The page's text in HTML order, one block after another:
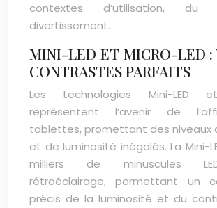
contextes d’utilisation,
divertissement.
MINI-LED ET MICRO-LED :
CONTRASTES PARFAITS
Les technologies Mini-LED et
représentent l’avenir de
tablettes, promettant des niveaux
et de luminosité inégalés. La Mini-
milliers de minuscules
rétroéclairage, permettant un
précis de la luminosité et du